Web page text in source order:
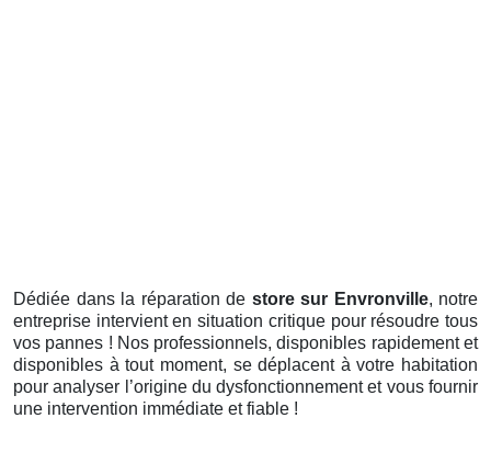
Dédiée dans la réparation de store sur Envronville, notre
entreprise intervient en situation critique pour résoudre tous
vos pannes ! Nos professionnels, disponibles rapidement et
disponibles à tout moment, se déplacent à votre habitation
pour analyser l’origine du dysfonctionnement et vous fournir
une intervention immédiate et fiable !